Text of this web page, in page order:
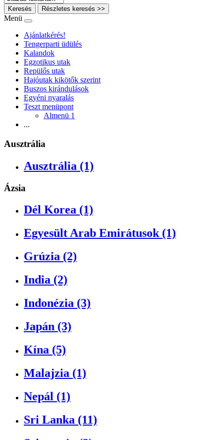
Keresés Részletes keresés >>
Menü
Ajánlatkérés!
Tengerparti üdülés
Kalandok
Egzotikus utak
Repülős utak
Hajóutak kikötők szerint
Buszos kirándulások
Egyéni nyaralás
Teszt menüpont
Almenü 1
...
Ausztrália
Ausztrália (1)
Ázsia
Dél Korea (1)
Egyesült Arab Emirátusok (1)
Grúzia (2)
India (2)
Indonézia (3)
Japán (3)
Kína (5)
Malajzia (1)
Nepál (1)
Sri Lanka (11)